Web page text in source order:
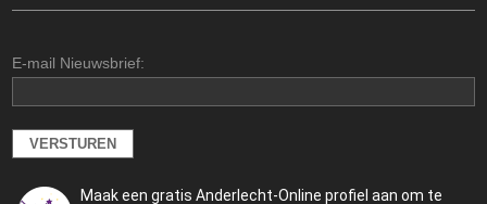
E-mail Nieuwsbrief:
Maak een gratis Anderlecht-Online profiel aan om te